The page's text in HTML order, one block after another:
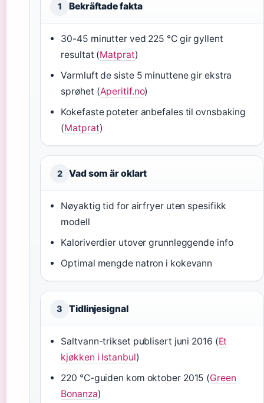
1 Bekräftade fakta
30-45 minutter ved 225 °C gir gyllent
resultat (Matprat)
Varmluft de siste 5 minuttene gir ekstra
sprøhet (Aperitif.no)
Kokefaste poteter anbefales til ovnsbaking
(Matprat)
2 Vad som är oklart
Nøyaktig tid for airfryer uten spesifikk
modell
Kaloriverdier utover grunnleggende info
Optimal mengde natron i kokevann
3 Tidlinjesignal
Saltvann-trikset publisert juni 2016 (Et
kjøkken i Istanbul)
220 °C-guiden kom oktober 2015 (Green
Bonanza)